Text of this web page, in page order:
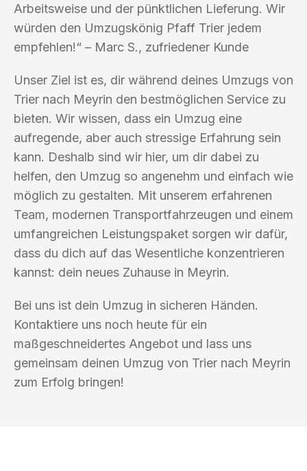
Arbeitsweise und der pünktlichen Lieferung. Wir
würden den Umzugskönig Pfaff Trier jedem
empfehlen!“ – Marc S., zufriedener Kunde
Unser Ziel ist es, dir während deines Umzugs von
Trier nach Meyrin den bestmöglichen Service zu
bieten. Wir wissen, dass ein Umzug eine
aufregende, aber auch stressige Erfahrung sein
kann. Deshalb sind wir hier, um dir dabei zu
helfen, den Umzug so angenehm und einfach wie
möglich zu gestalten. Mit unserem erfahrenen
Team, modernen Transportfahrzeugen und einem
umfangreichen Leistungspaket sorgen wir dafür,
dass du dich auf das Wesentliche konzentrieren
kannst: dein neues Zuhause in Meyrin.
Bei uns ist dein Umzug in sicheren Händen.
Kontaktiere uns noch heute für ein
maßgeschneidertes Angebot und lass uns
gemeinsam deinen Umzug von Trier nach Meyrin
zum Erfolg bringen!